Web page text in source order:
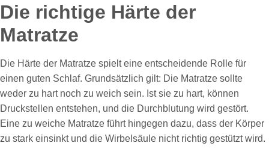
Die richtige Härte der
Matratze
Die Härte der Matratze spielt eine entscheidende Rolle für
einen guten Schlaf. Grundsätzlich gilt: Die Matratze sollte
weder zu hart noch zu weich sein. Ist sie zu hart, können
Druckstellen entstehen, und die Durchblutung wird gestört.
Eine zu weiche Matratze führt hingegen dazu, dass der Körper
zu stark einsinkt und die Wirbelsäule nicht richtig gestützt wird.